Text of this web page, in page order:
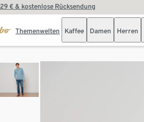
€ & kostenlose Rücksendung
Themenwelten Kaffee Damen Herren